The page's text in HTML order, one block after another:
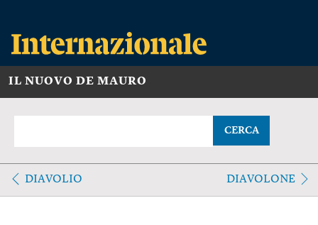
IL NUOVO DE MAURO
CERCA
DIAVOLIO DIAVOLONE